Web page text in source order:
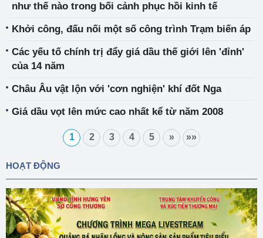
như thế nào trong bối cảnh phục hồi kinh tế
Khởi công, đấu nối một số công trình Trạm biến áp
Các yếu tố chính trị đẩy giá dầu thế giới lên 'đỉnh'
của 14 năm
Châu Âu vật lộn với 'cơn nghiện' khí đốt Nga
Giá dầu vọt lên mức cao nhất kể từ năm 2008
1 2 3 4 5 » »»
HOẠT ĐỘNG